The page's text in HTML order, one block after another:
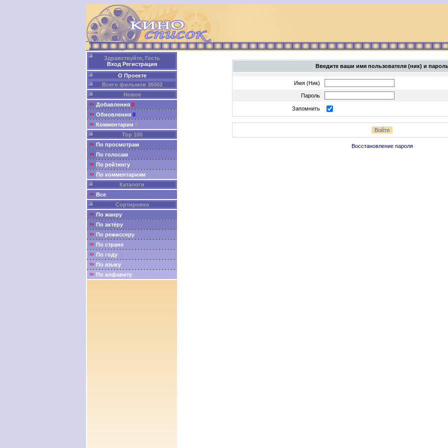
Здравствуйте, Гость
Вход Регистрация
О Проекте
Всего фильмов 36002
Новое
Добавления 0
Обновления 0
Комментарии 0
Top 100
По просмотрам
По голосам
По рейтингу
По комментариям
Каталоги
Все
Сортировка
По жанру
По актёру
По режиссеру
По стране
По году
По языку
По алфавиту
Введите ваши имя пользователя (ник) и
Имя (Ник)
Пароль
Запомнить
Восстановление пароля